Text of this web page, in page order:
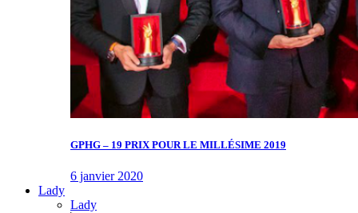
GPHG – 19 PRIX POUR LE MILLÉSIME 2019
6 janvier 2020
Lady
Lady